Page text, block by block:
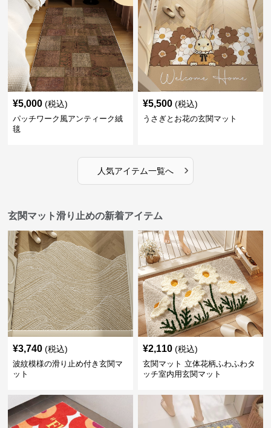
¥5,000 (税込)
パッチワーク風アンティーク絨
毯
¥5,500 (税込)
うさぎとお花の玄関マット
人気アイテム一覧へ ›
玄関マット滑り止めの新着アイテム
¥3,740 (税込)
波紋模様の滑り止め付き玄関マ
ット
¥2,110 (税込)
玄関マット 立体花柄ふわふわタ
ッチ室内用玄関マット